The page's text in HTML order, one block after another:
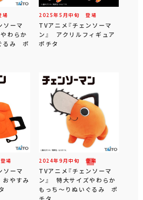
ソーマ
わらか
るみ ポ
2025年5 月中旬 登場
TVアニメ『チェンソーマ
ン』 アクリルフィギュア
ポチタ
場
ソーマ
やすみ
2024年9 月中旬 登場
TVアニメ『チェンソーマ
ン』 特大サイズやわらか
もっち～りぬいぐるみ ポ